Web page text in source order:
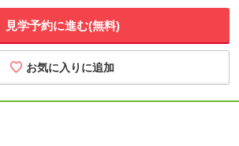
見学予約に進む(無料)